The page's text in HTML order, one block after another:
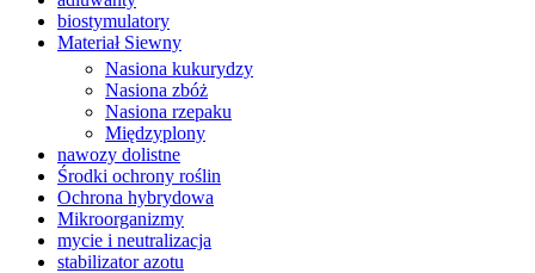
biostymulatory
Materiał Siewny
Nasiona kukurydzy
Nasiona zbóż
Nasiona rzepaku
Międzyplony
nawozy dolistne
Środki ochrony roślin
Ochrona hybrydowa
Mikroorganizmy
mycie i neutralizacja
stabilizator azotu